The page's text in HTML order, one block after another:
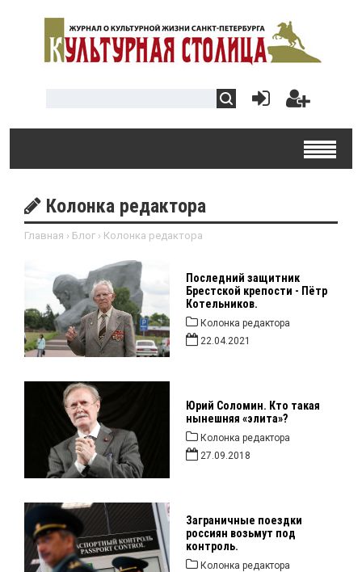
Колонка редактора
Главная › Блог › Колонка редактора
Последний защитник
Брестской крепости - Пётр
Котельников.
Колонка редактора
22.04.2021
Юрий Соломин. Кто такая
нынешняя «элита»?
Колонка редактора
27.09.2018
Заграничные поездки
россиян возьмут под
контроль.
Колонка редактора